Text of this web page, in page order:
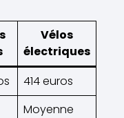
Vélos
électriques
414 euros
Moyenne